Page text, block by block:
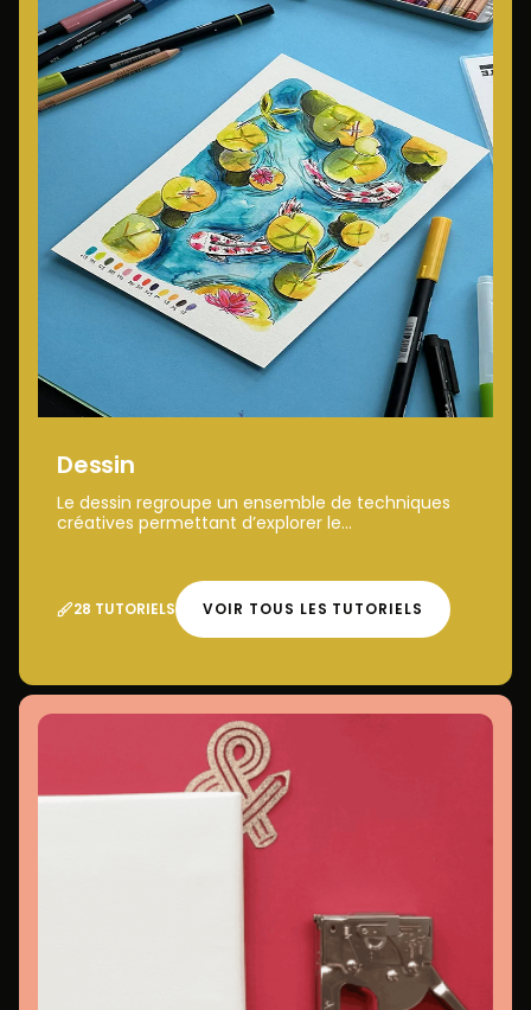
Dessin
Le dessin regroupe un ensemble de techniques
créatives permettant d’explorer le...
28 TUTORIELS VOIR TOUS LES TUTORIELS